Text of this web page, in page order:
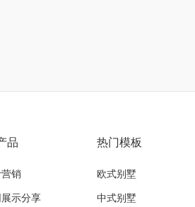
品
销
示分享
热门模板
欧式别墅
中式别墅